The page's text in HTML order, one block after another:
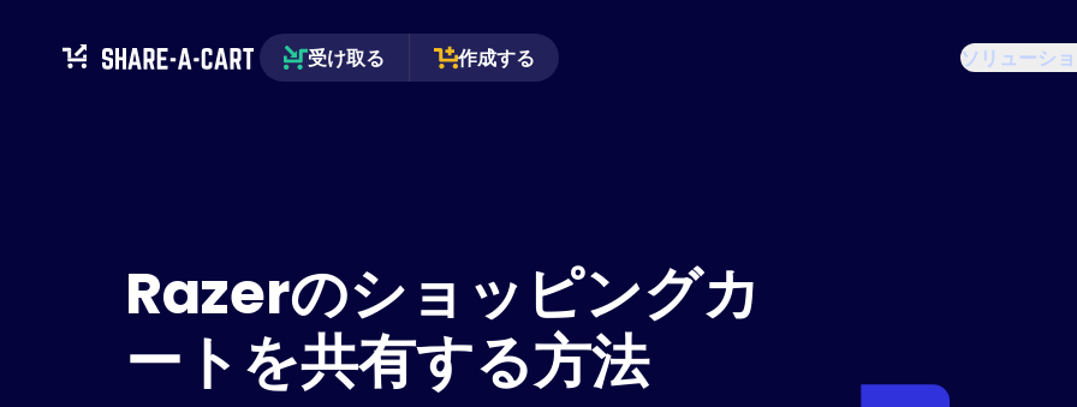
受け取る 作成する ソリューシ
Razerのショッピングカ
ートを共有する方法